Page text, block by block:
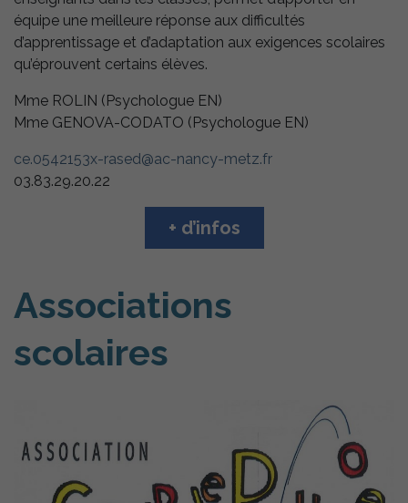
équipe une meilleure réponse aux difficultés
d’apprentissage et d’adaptation aux exigences scolaires
qu’éprouvent certains élèves.
Mme ROLIN (Psychologue EN)
Mme GENOVA-CODATO (Psychologue EN)
ce.0542153x-rased@ac-nancy-metz.fr
03.83.29.20.22
+ d’infos
Associations
scolaires